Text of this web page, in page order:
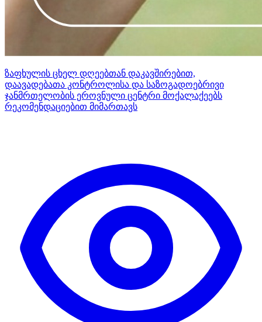
ზაფხულის ცხელ დღეებთან დაკავშირებით,
დაავადებათა კონტროლისა და საზოგადოებრივი
ჯანმრთელობის ეროვნული ცენტრი მოქალაქეებს
რეკომენდაციებით მიმართავს